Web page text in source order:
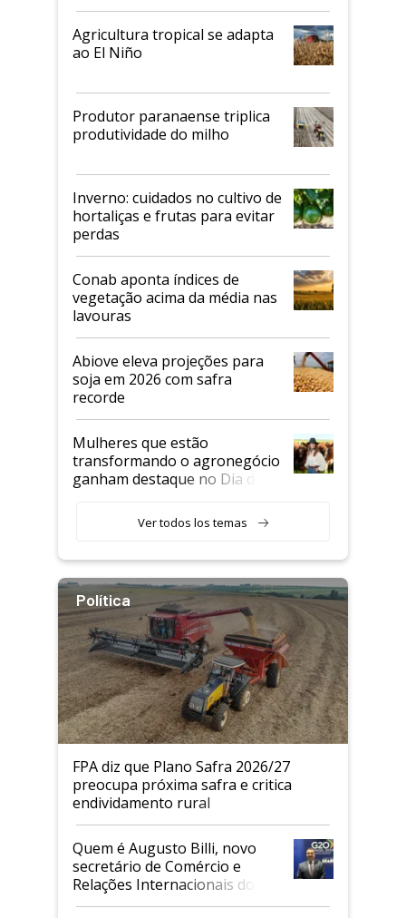
Agricultura tropical se adapta
ao El Niño
Produtor paranaense triplica
produtividade do milho
Inverno: cuidados no cultivo de
hortaliças e frutas para evitar
perdas
Conab aponta índices de
vegetação acima da média nas
lavouras
Abiove eleva projeções para
soja em 2026 com safra
recorde
Mulheres que estão
transformando o agronegócio
ganham destaque no Dia do
Ver todos los temas
Política
FPA diz que Plano Safra 2026/27
preocupa próxima safra e critica
endividamento rural
Quem é Augusto Billi, novo
secretário de Comércio e
Relações Internacionais do
Mapa